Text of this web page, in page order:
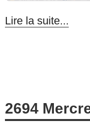
Lire la suite...
2694